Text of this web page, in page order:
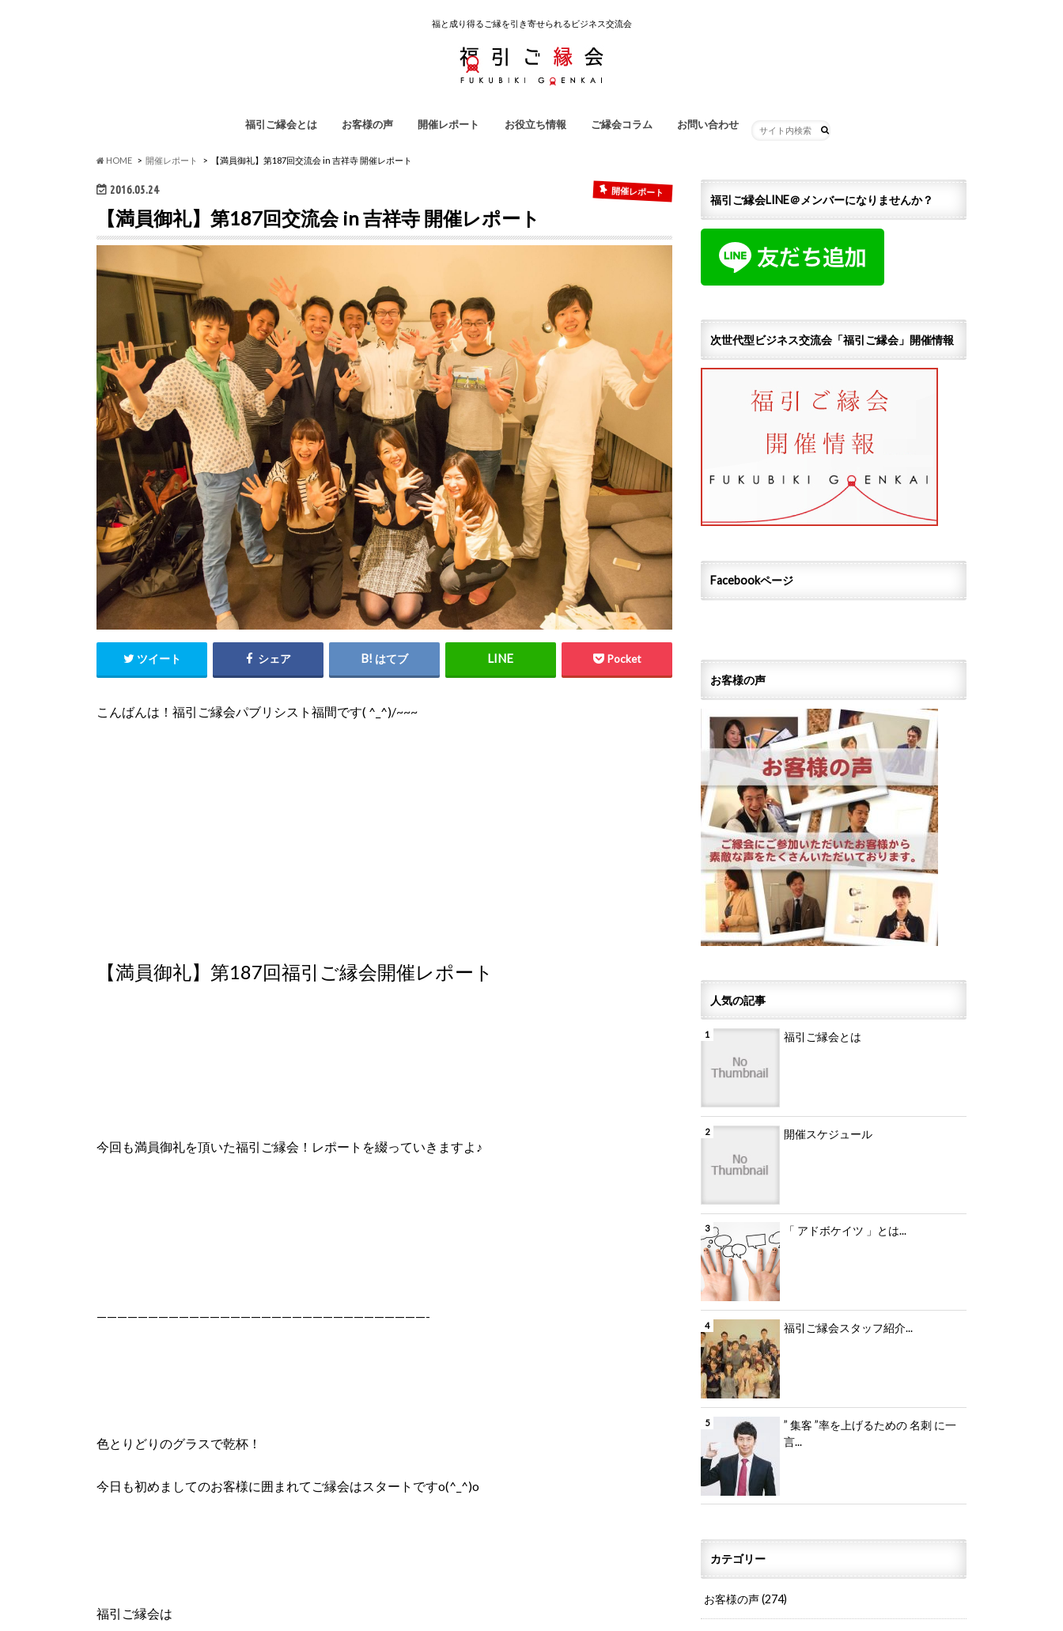
福と成り得るご縁を引き寄せられるビジネス交流会
福引ご縁会とは お客様の声 開催レポート お役立ち情報 ご縁会コラム お問い合わせ
HOME 開催レポート 【満員御礼】第187回交流会 in 吉祥寺 開催レポート
2016.05.24 開催レポート
【満員御礼】第187回交流会 in 吉祥寺 開催レポート
ツイート シェア はてブ Pocket
こんばんは！福引ご縁会パブリシスト福間です( ^_^)/~~~
【満員御礼】第187回福引ご縁会開催レポート
今回も満員御礼を頂いた福引ご縁会！レポートを綴っていきますよ♪
————————————————————————————————-
色とりどりのグラスで乾杯！
今日も初めましてのお客様に囲まれてご縁会はスタートですo(^_^)o
福引ご縁会は
福引ご縁会LINE＠メンバーになりませんか？
次世代型ビジネス交流会「福引ご縁会」開催情報
Facebookページ
お客様の声
人気の記事
福引ご縁会とは
開催スケジュール
「 アドボケイツ 」とは...
福引ご縁会スタッフ紹介...
” 集客 ”率を上げるための 名刺 に一
言...
カテゴリー
お客様の声(274)